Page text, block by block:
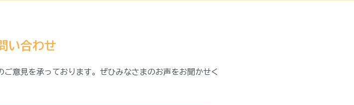
い合わせ
意見を承っております。ぜひみなさまのお声をお聞かせく